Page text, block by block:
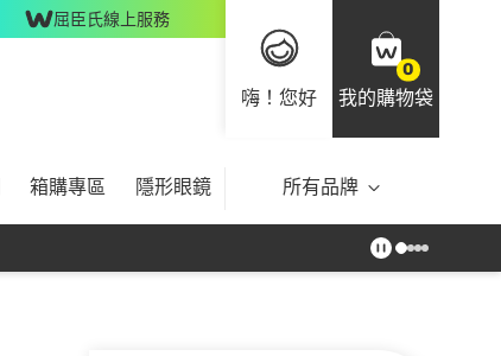
屈臣氏線上服務
嗨！您好
0
我的購物袋
箱購專區 隱形眼鏡 所有品牌